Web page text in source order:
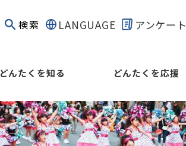
検索 LANGUAGE アンケート
どんたくを知る どんたくを応援